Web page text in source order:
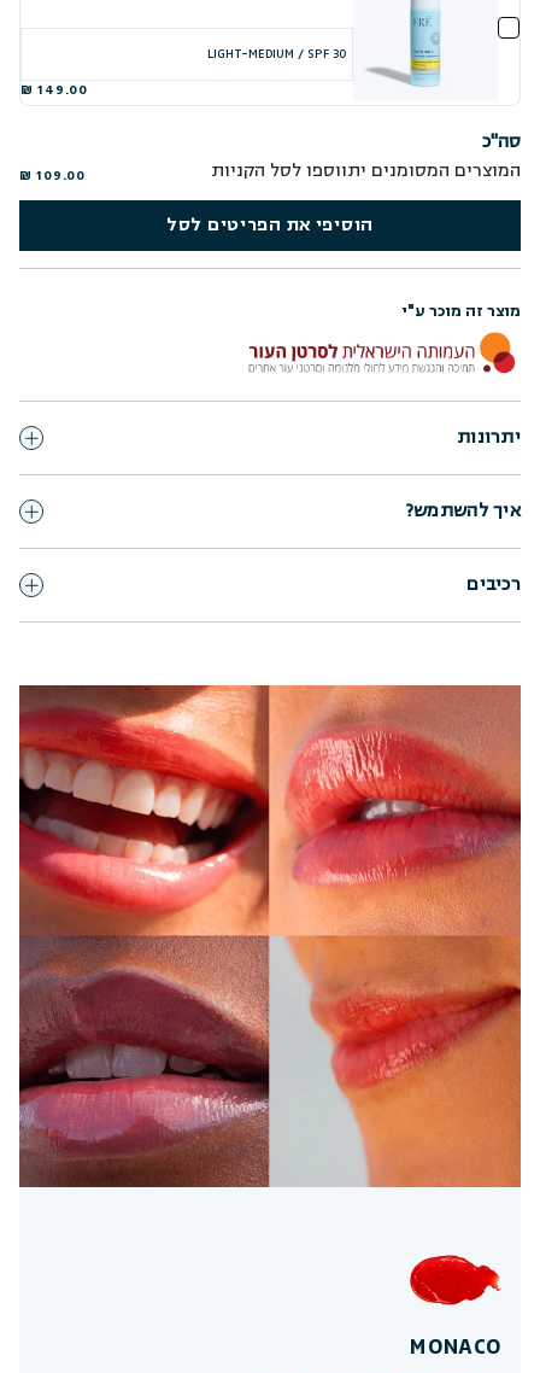
149.00 ₪
סה"כ
המוצרים המסומנים יתווספו לסל הקניות
109.00 ₪
הוסיפי את הפריטים לסל
מוצר זה מוכר ע"י
יתרונות
איך להשתמש?
רכיבים
MONACO